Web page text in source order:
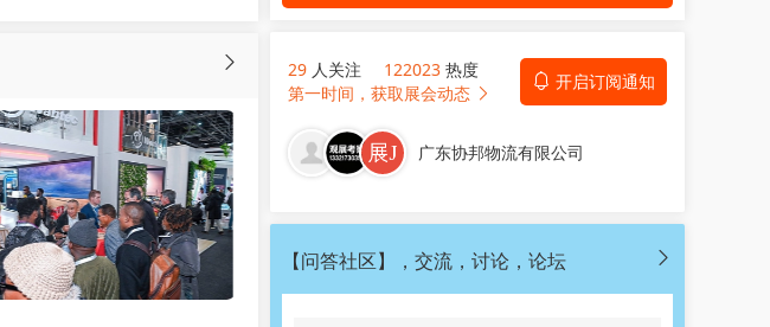
29 人关注 122023 热度
开启订阅通知
第一时间，获取展会动态
广东协邦物流有限公司
【问答社区】，交流，讨论，论坛